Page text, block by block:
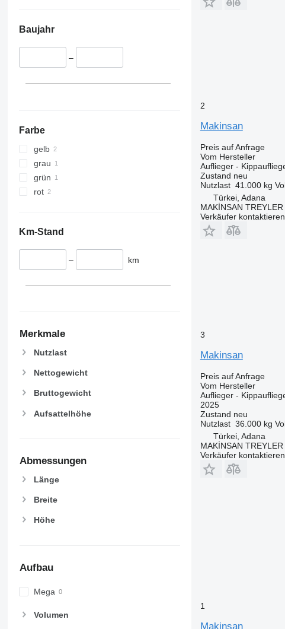
Baujahr
–
Farbe
gelb
grau
grün
rot
Km-Stand
– km
Merkmale
Nutzlast
Nettogewicht
Bruttogewicht
Aufsattelhöhe
Abmessungen
Länge
Breite
Höhe
Aufbau
Mega
Volumen
2
Makinsan
Preis auf Anfrage
Vom Hersteller
Auflieger -
Zustand neu
Nutzlast 41.000 kg
Türkei, Adana
MAKİNSAN
Verkäufer kontaktieren
3
Makinsan
Preis auf Anfrage
Vom Hersteller
Auflieger -
2025
Zustand neu
Nutzlast 36.000 kg
Türkei, Adana
MAKİNSAN
Verkäufer kontaktieren
1
Makinsan